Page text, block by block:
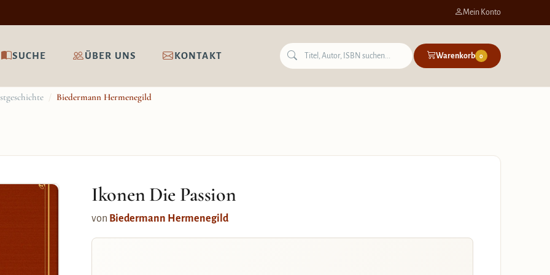
Mein Konto
SUCHE ÜBER UNS KONTAKT Warenkorb 0
/ Biedermann Hermenegild
Ikonen Die Passion
von Biedermann Hermenegild